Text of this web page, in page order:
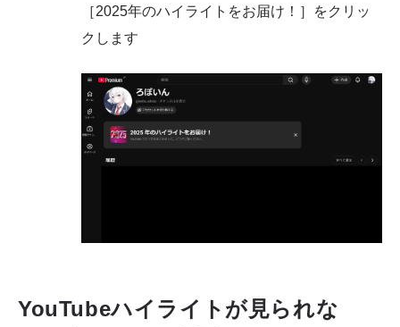
［2025年のハイライトをお届け！］をクリッ
クします
YouTubeハイライトが見られな